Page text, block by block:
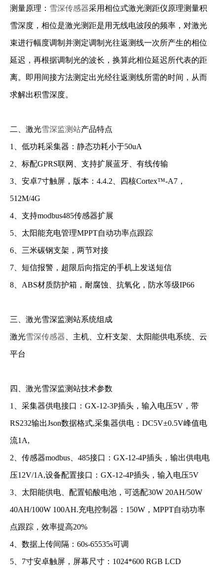
测量原理： 雪深传感器采用相位式激光测距仪原理测量积
雪深度，相位是激光测距是用无线电波段的频率，对激光
束进行幅度调制并测定调制光往返测线一次所产生的相位
延迟，再根据调制光的波长，换算此相位延迟所代表的距
离。即用间接方法测定出光经往返测线所需的时间，从而
求解出积雪深度。
二、激光雪深监测站产品特点
1、低功耗采集器：静态功耗小于50uA
2、标配GPRS联网、支持扩展蓝牙、有线传输
3、安卓7寸触屏，版本：4.4.2、四核Cortex™-A7，
512M/4G
4、支持modbus485传感器扩展
5、太阳能充电管理MPPT自动功率点跟踪
6、三米碳钢支架，两节对接
7、短信报警，超限后向指定的手机上发送短信
8、ABS材质防护箱，耐腐蚀、抗氧化，防水等级IP66
三、激光雪深监测站系统组成
激光雪深传感器 、主机、立杆支架、太阳能供电系统、云
平台
四、激光雪深监测站技术参数
1、采集器供电接口：GX-12-3P插头，输入电压5V，带
RS232输出Json数据格式,采集器供电：DC5V±0.5V峰值电
流1A,
2、传感器modbus、485接口：GX-12-4P插头，输出供电电
压12V/1A,设备配置接口：GX-12-4P插头，输入电压5V
3、太阳能供电、配置铅酸电池，可选配30W 20AH/50W
40AH/100W 100AH.充电控制器：150W，MPPT自动功率
点跟踪，效率提高20%
4、数据上传间隔：60s-65535s可调
5、7寸安卓触屏，屏幕尺寸：1024*600 RGB LCD